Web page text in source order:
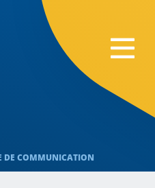
DE COMMUNICATION